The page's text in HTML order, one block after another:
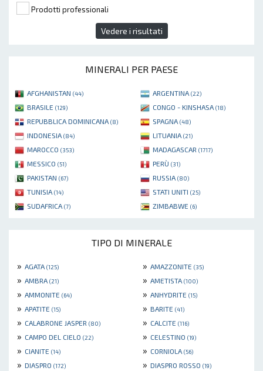
Prodotti professionali
Vedere i risultati
MINERALI PER PAESE
AFGHANISTAN (44) ARGENTINA (22)
BRASILE (129) CONGO - KINSHASA (18)
REPUBBLICA DOMINICANA (8) SPAGNA (48)
INDONESIA (84) LITUANIA (21)
MAROCCO (353) MADAGASCAR (1717)
MESSICO (51) PERÙ (31)
PAKISTAN (67) RUSSIA (80)
TUNISIA (14) STATI UNITI (25)
SUDAFRICA (7) ZIMBABWE (6)
TIPO DI MINERALE
» AGATA (125) » AMAZZONITE (35)
» AMBRA (21) » AMETISTA (100)
» AMMONITE (64) » ANHYDRITE (15)
» APATITE (15) » BARITE (41)
» CALABRONE JASPER (80) » CALCITE (116)
» CAMPO DEL CIELO (22) » CELESTINO (19)
» CIANITE (14) » CORNIOLA (56)
» DIASPRO (172) » DIASPRO ROSSO (19)